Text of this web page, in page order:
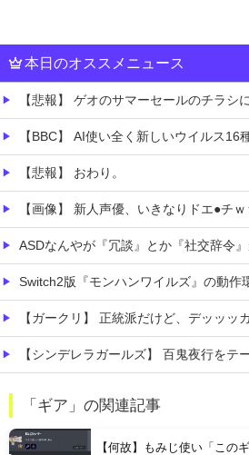
本日のオススメニュース
【悲報】 ゲオのサマーセールのチラシ
【BBC】 AI使い全く新しいウイルス16種
【悲報】 おわり。
【画像】 新人声優、いきなりドエ●チ
ASDなんやが『冗談』とか『社交辞令
Switch2版『モンハンワイルズ』の動作
【ガークリ】 正統派だけど、デッッッカって感じの水着のマネ
【シンデレラガールズ】 百鬼夜行をテーマとした
【画像】 おま●このプラモ、工●チすぎ
「ギア」の関連記事
【何故】もみじ使い「こ